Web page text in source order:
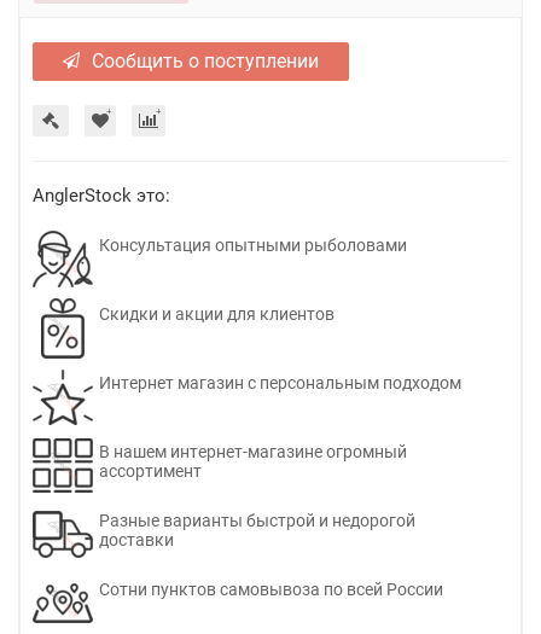
Сообщить о поступлении
AnglerStock это:
Консультация опытными рыболовами
Скидки и акции для клиентов
Интернет магазин с персональным подходом
В нашем интернет-магазине огромный
ассортимент
Разные варианты быстрой и недорогой
доставки
Сотни пунктов самовывоза по всей России